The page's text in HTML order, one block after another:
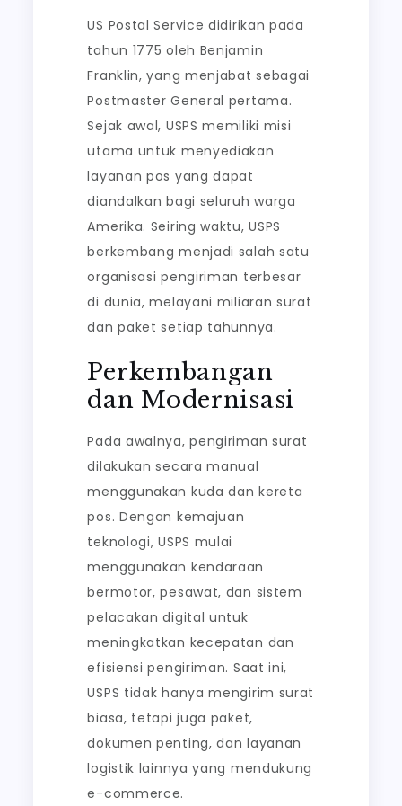
US Postal Service didirikan pada
tahun 1775 oleh Benjamin
Franklin, yang menjabat sebagai
Postmaster General pertama.
Sejak awal, USPS memiliki misi
utama untuk menyediakan
layanan pos yang dapat
diandalkan bagi seluruh warga
Amerika. Seiring waktu, USPS
berkembang menjadi salah satu
organisasi pengiriman terbesar
di dunia, melayani miliaran surat
dan paket setiap tahunnya.
Perkembangan
dan Modernisasi
Pada awalnya, pengiriman surat
dilakukan secara manual
menggunakan kuda dan kereta
pos. Dengan kemajuan
teknologi, USPS mulai
menggunakan kendaraan
bermotor, pesawat, dan sistem
pelacakan digital untuk
meningkatkan kecepatan dan
efisiensi pengiriman. Saat ini,
USPS tidak hanya mengirim surat
biasa, tetapi juga paket,
dokumen penting, dan layanan
logistik lainnya yang mendukung
e-commerce.